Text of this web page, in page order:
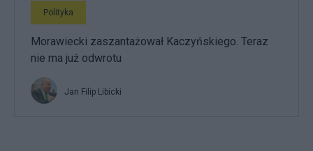
Polityka
Morawiecki zaszantażował Kaczyńskiego. Teraz
nie ma już odwrotu
Jan Filip Libicki